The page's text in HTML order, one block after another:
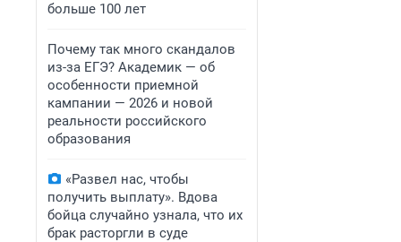
больше 100 лет
Почему так много скандалов
из-за ЕГЭ? Академик — об
особенности приемной
кампании — 2026 и новой
реальности российского
образования
«Развел нас, чтобы
получить выплату». Вдова
бойца случайно узнала, что их
брак расторгли в суде